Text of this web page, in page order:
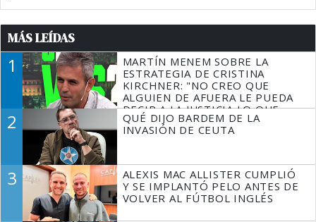
MÁS LEÍDAS
1
MARTÍN MENEM SOBRE LA
ESTRATEGIA DE CRISTINA
KIRCHNER: "NO CREO QUE
ALGUIEN DE AFUERA LE PUEDA
DECIR A LA JUSTICIA LO QUE
TIENE QUE HACER"
2
QUÉ DIJO BARDEM DE LA
INVASIÓN DE CEUTA
3
ALEXIS MAC ALLISTER CUMPLIÓ
Y SE IMPLANTÓ PELO ANTES DE
VOLVER AL FÚTBOL INGLÉS